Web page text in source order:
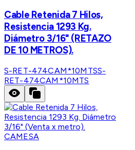
Cable Retenida 7 Hilos,
Resistencia 1293 Kg.
Diámetro 3/16" (RETAZO
DE 10 METROS).
S-RET-474CAM*10MTSS-
RET-474CAM*10MTS
CAMESA